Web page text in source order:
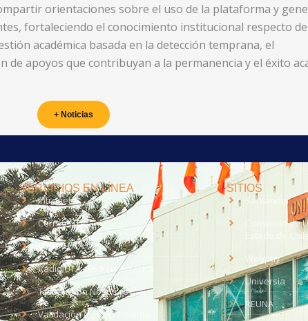
orientaciones sobre el uso de la plataforma y
fortaleciendo el conocimiento institucional respecto
académica basada en la detección temprana, el
apoyos que contribuyan a la permanencia y el éxito
+ Noticias
SERVICIOS EN LÍNEA
Intranet
Correo UTA
EUDEV UTAmed
Radio UTA - 95.9 FM en Arica
Trabaja con Nosotros
Validación de Documentos
SITIOS
Santander
Consorcio de
Estado de
Webpay
Universia
REUNA